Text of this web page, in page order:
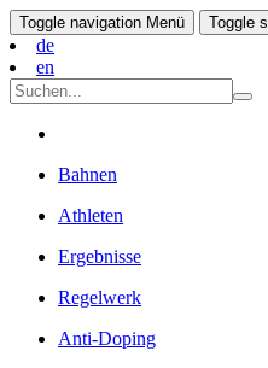
Toggle navigation Menü Toggle
de
en
Bahnen
Athleten
Ergebnisse
Regelwerk
Anti-Doping